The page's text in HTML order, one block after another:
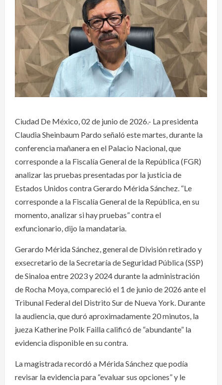
Ciudad De México, 02 de junio de 2026.- La presidenta
Claudia Sheinbaum Pardo señaló este martes, durante la
conferencia mañanera en el Palacio Nacional, que
corresponde a la Fiscalía General de la República (FGR)
analizar las pruebas presentadas por la justicia de
Estados Unidos contra Gerardo Mérida Sánchez. “Le
corresponde a la Fiscalía General de la República, en su
momento, analizar si hay pruebas” contra el
exfuncionario, dijo la mandataria.
Gerardo Mérida Sánchez, general de División retirado y
exsecretario de la Secretaría de Seguridad Pública (SSP)
de Sinaloa entre 2023 y 2024 durante la administración
de Rocha Moya, compareció el 1 de junio de 2026 ante el
Tribunal Federal del Distrito Sur de Nueva York. Durante
la audiencia, que duró aproximadamente 20 minutos, la
jueza Katherine Polk Failla calificó de “abundante” la
evidencia disponible en su contra.
La magistrada recordó a Mérida Sánchez que podía
revisar la evidencia para “evaluar sus opciones” y le